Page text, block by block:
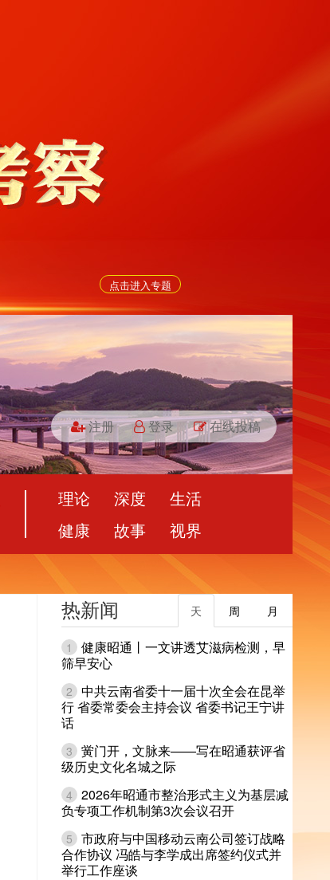
点击进入专题
注册 登录 在线投稿
理论 深度
生活
健康
故事 视界
热新闻 月
周
天
1
健康昭通丨一文讲透艾滋病检测，早
筛早安心
2 中共云南省委十一届十次全会在昆举
行 省委常委会主持会议 省委书记王宁讲
话
3 黉门开，文脉来——写在昭通获评省
级历史文化名城之际
4 2026年昭通市整治形式主义为基层减
负专项工作机制第3次会议召开
5 市政府与中国移动云南公司签订战略
合作协议 冯皓与李学成出席签约仪式并
举行工作座谈